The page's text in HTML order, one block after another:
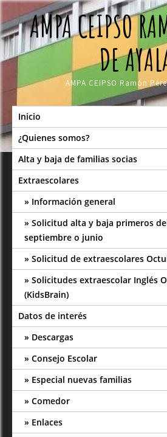
Skip
to
contentAMPA CEIPSO
DE
AMPA CEIPSO Ramón
Inicio
¿Quienes somos?
Alta y baja de familias socias
Extraescolares
Información general
Solicitud alta y baja primeros
septiembre o junio
Solicitud de extraescolares
Solicitudes extraescolar Inglés
(KidsBrain)
Datos de interés
Descargas
Consejo Escolar
Especial nuevas familias
Comedor
Enlaces